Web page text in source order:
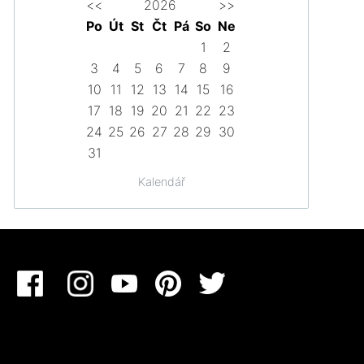
Kalendář
<< 2026
>>
Po Út St Čt Pá So Ne
1
2
3
4 5 6 7 8
9
10
11 12 13 14 15
16
17 18 19 20 21 22 23
24 25 26 27 28 29 30
31